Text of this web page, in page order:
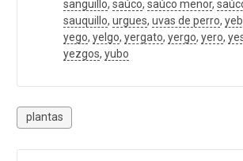
sanguillo, saúco, saúco menor,
sauquillo, urgues, uvas de perro,
yego, yelgo, yergato, yergo, yero,
yezgos, yubo
plantas